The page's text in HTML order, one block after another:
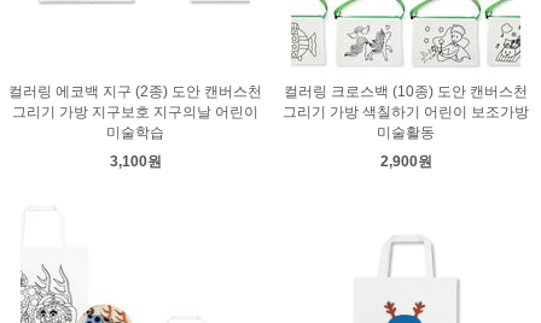
컬러링 에코백 지구 (2종) 도안 캔버스천
그리기 가방 지구보호 지구의날 어린이
미술학습
3,100원
컬러링 크로스백 (10종) 도안 캔버스천
그리기 가방 색칠하기 어린이 보조가방
미술활동
2,900원